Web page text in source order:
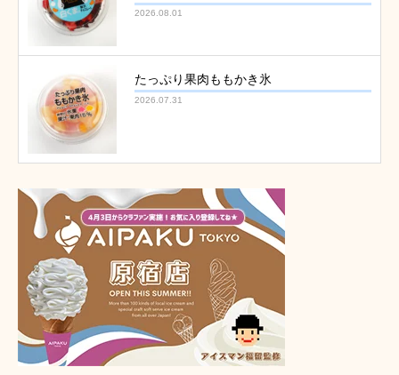
2026.08.01
たっぷり果肉ももかき氷
2026.07.31